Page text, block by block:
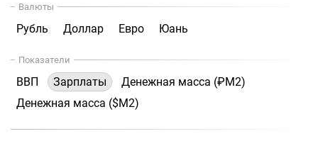
Валюты
Рубль Доллар Евро Юань
Показатели
ВВП Зарплаты
Денежная масса (₽М2)
Денежная масса ($М2)